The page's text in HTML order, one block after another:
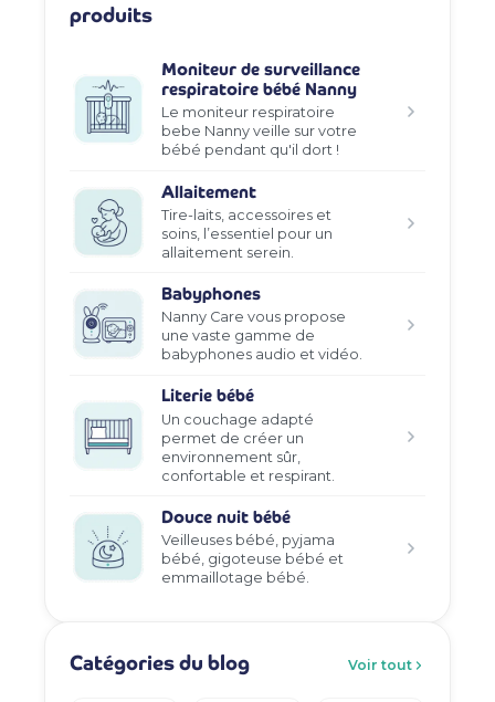
produits
Moniteur de surveillance
respiratoire bébé Nanny
Le moniteur respiratoire
bebe Nanny veille sur votre
bébé pendant qu'il dort !
Allaitement
Tire-laits, accessoires et
soins, l’essentiel pour un
allaitement serein.
Babyphones
Nanny Care vous propose
une vaste gamme de
babyphones audio et vidéo.
Literie bébé
Un couchage adapté
permet de créer un
environnement sûr,
confortable et respirant.
Douce nuit bébé
Veilleuses bébé, pyjama
bébé, gigoteuse bébé et
emmaillotage bébé.
Catégories du blog Voir tout